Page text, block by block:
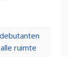
ruimte